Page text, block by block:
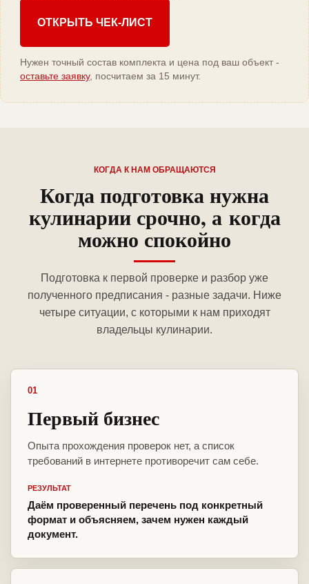
ОТКРЫТЬ ЧЕК-ЛИСТ
Нужен точный состав комплекта и цена под ваш объект -
оставьте заявку, посчитаем за 15 минут.
КОГДА К НАМ ОБРАЩАЮТСЯ
Когда подготовка нужна
кулинарии срочно, а когда
можно спокойно
Подготовка к первой проверке и разбор уже
полученного предписания - разные задачи. Ниже
четыре ситуации, с которыми к нам приходят
владельцы кулинарии.
01
Первый бизнес
Опыта прохождения проверок нет, а список
требований в интернете противоречит сам себе.
РЕЗУЛЬТАТ
Даём проверенный перечень под конкретный
формат и объясняем, зачем нужен каждый
документ.